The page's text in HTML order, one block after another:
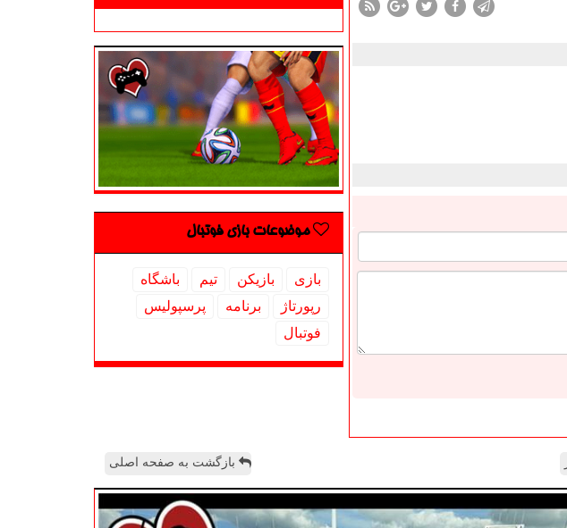
موضوعات بازی فوتبال
بازی بازیكن تیم
باشگاه
رپورتاژ
برنامه
پرسپولیس
فوتبال
بازگشت به صفحه اصلی